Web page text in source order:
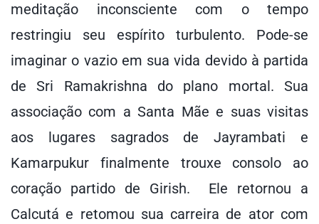
meditação inconsciente com o tempo
restringiu seu espírito turbulento. Pode-se
imaginar o vazio em sua vida devido à partida
de Sri Ramakrishna do plano mortal. Sua
associação com a Santa Mãe e suas visitas
aos lugares sagrados de Jayrambati e
Kamarpukur finalmente trouxe consolo ao
coração partido de Girish. Ele retornou a
Calcutá e retomou sua carreira de ator com